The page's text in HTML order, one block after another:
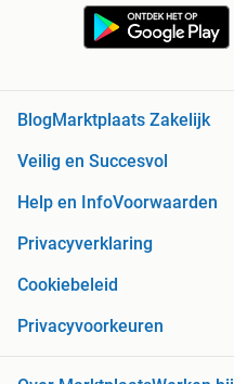
BlogMarktplaats Zakelijk
Veilig en Succesvol
Help en InfoVoorwaarden
Privacyverklaring
Cookiebeleid
Privacyvoorkeuren